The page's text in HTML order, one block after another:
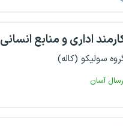
اداری و منابع انسانی
سولیکو (کاله)
آسان